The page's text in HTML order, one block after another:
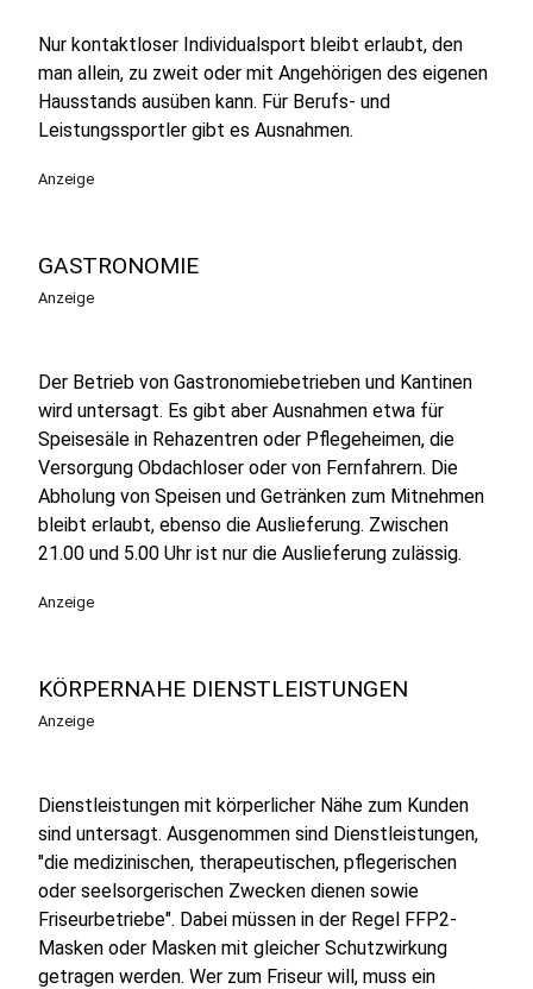
Nur kontaktloser Individualsport bleibt erlaubt, den
man allein, zu zweit oder mit Angehörigen des eigenen
Hausstands ausüben kann. Für Berufs- und
Leistungssportler gibt es Ausnahmen.
Anzeige
GASTRONOMIE
Anzeige
Der Betrieb von Gastronomiebetrieben und Kantinen
wird untersagt. Es gibt aber Ausnahmen etwa für
Speisesäle in Rehazentren oder Pflegeheimen, die
Versorgung Obdachloser oder von Fernfahrern. Die
Abholung von Speisen und Getränken zum Mitnehmen
bleibt erlaubt, ebenso die Auslieferung. Zwischen
21.00 und 5.00 Uhr ist nur die Auslieferung zulässig.
Anzeige
KÖRPERNAHE DIENSTLEISTUNGEN
Anzeige
Dienstleistungen mit körperlicher Nähe zum Kunden
sind untersagt. Ausgenommen sind Dienstleistungen,
"die medizinischen, therapeutischen, pflegerischen
oder seelsorgerischen Zwecken dienen sowie
Friseurbetriebe". Dabei müssen in der Regel FFP2-
Masken oder Masken mit gleicher Schutzwirkung
getragen werden. Wer zum Friseur will, muss ein